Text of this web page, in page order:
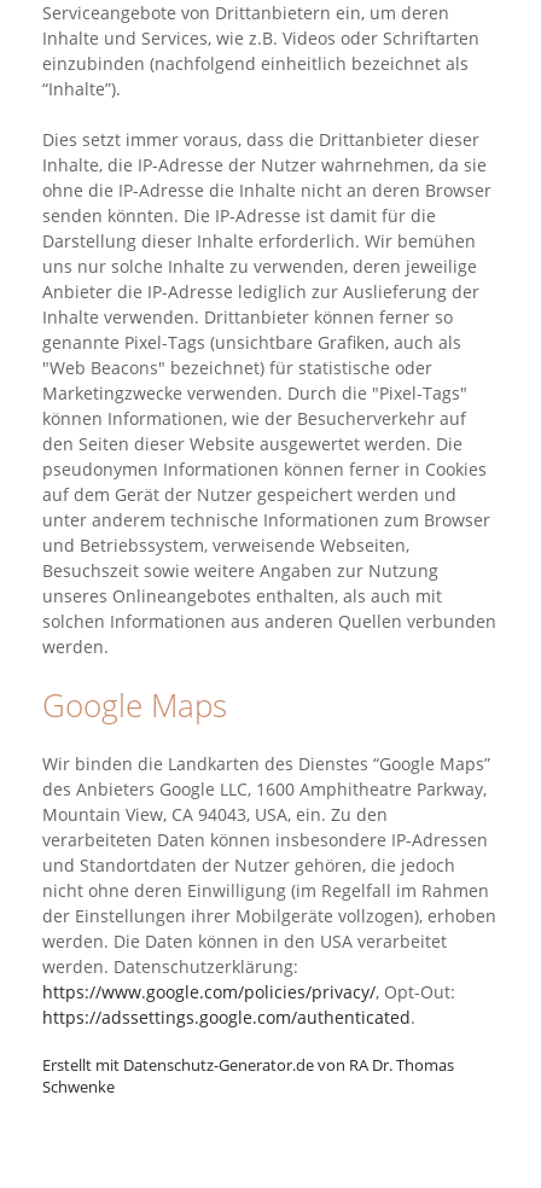
Serviceangebote von Drittanbietern ein, um deren
Inhalte und Services, wie z.B. Videos oder Schriftarten
einzubinden (nachfolgend einheitlich bezeichnet als
“Inhalte”).
Dies setzt immer voraus, dass die Drittanbieter dieser
Inhalte, die IP-Adresse der Nutzer wahrnehmen, da sie
ohne die IP-Adresse die Inhalte nicht an deren Browser
senden könnten. Die IP-Adresse ist damit für die
Darstellung dieser Inhalte erforderlich. Wir bemühen
uns nur solche Inhalte zu verwenden, deren jeweilige
Anbieter die IP-Adresse lediglich zur Auslieferung der
Inhalte verwenden. Drittanbieter können ferner so
genannte Pixel-Tags (unsichtbare Grafiken, auch als
"Web Beacons" bezeichnet) für statistische oder
Marketingzwecke verwenden. Durch die "Pixel-Tags"
können Informationen, wie der Besucherverkehr auf
den Seiten dieser Website ausgewertet werden. Die
pseudonymen Informationen können ferner in Cookies
auf dem Gerät der Nutzer gespeichert werden und
unter anderem technische Informationen zum Browser
und Betriebssystem, verweisende Webseiten,
Besuchszeit sowie weitere Angaben zur Nutzung
unseres Onlineangebotes enthalten, als auch mit
solchen Informationen aus anderen Quellen verbunden
werden.
Google Maps
Wir binden die Landkarten des Dienstes “Google Maps”
des Anbieters Google LLC, 1600 Amphitheatre Parkway,
Mountain View, CA 94043, USA, ein. Zu den
verarbeiteten Daten können insbesondere IP-Adressen
und Standortdaten der Nutzer gehören, die jedoch
nicht ohne deren Einwilligung (im Regelfall im Rahmen
der Einstellungen ihrer Mobilgeräte vollzogen), erhoben
werden. Die Daten können in den USA verarbeitet
werden. Datenschutzerklärung:
https://www.google.com/policies/privacy/, Opt-Out:
https://adssettings.google.com/authenticated.
Erstellt mit Datenschutz-Generator.de von RA Dr. Thomas
Schwenke